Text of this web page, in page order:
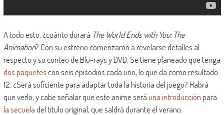
A todo esto, ¿cuánto durará The World Ends with You: The
Animation? Con su estreno comenzaron a revelarse detalles al
respecto y su conteo de Blu-rays y DVD. Se tiene planeado que tenga
dos paquetescon seis episodios cada uno, lo que da como resultado
12. ¿Será suficiente para adaptar toda la historia del juego? Habrá
que verlo, y cabe señalar que este anime seráuna introducciónpara
la secueladel título original, que saldrá durante el verano.